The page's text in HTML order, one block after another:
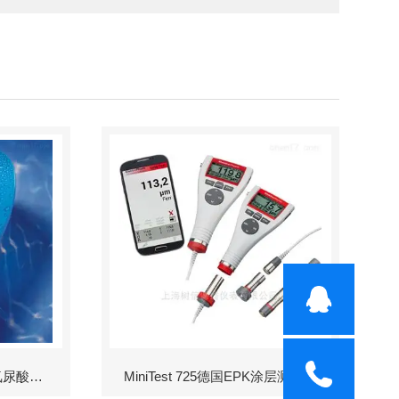
Scuba II余氯-酸度-碱度-氰尿酸浓度测定仪 MiniTest 725德国EPK涂层测厚仪